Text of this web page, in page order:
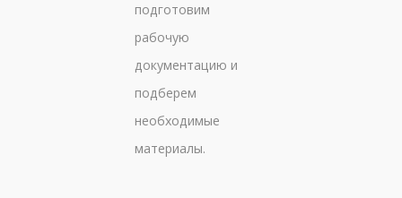
подготовим
рабочую
документацию и
подберем
необходимые
материалы.